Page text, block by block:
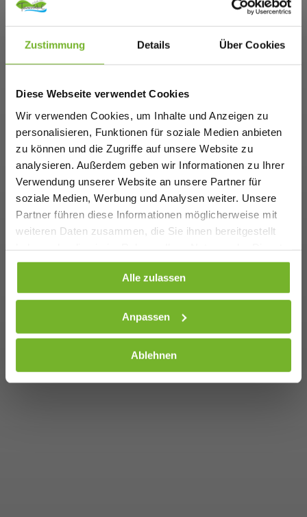
Zustimmung Details Über Cookies
Diese Webseite verwendet Cookies
Wir verwenden Cookies, um Inhalte und Anzeigen zu
personalisieren, Funktionen für soziale Medien anbieten
zu können und die Zugriffe auf unsere Website zu
analysieren. Außerdem geben wir Informationen zu Ihrer
Verwendung unserer Website an unsere Partner für
soziale Medien, Werbung und Analysen weiter. Unsere
Partner führen diese Informationen möglicherweise mit
weiteren Daten zusammen, die Sie ihnen bereitgestellt
gesammelt haben. Weitere Informationen finden Sie auf
DatenschutzseiteAlle zulassen
Anpassen
Ablehnen